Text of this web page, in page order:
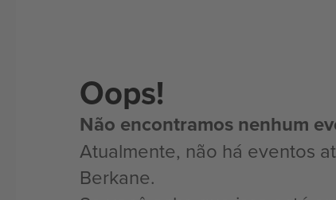
Oops!
Não encontramos nenhum
Atualmente, não há eventos
Berkane.